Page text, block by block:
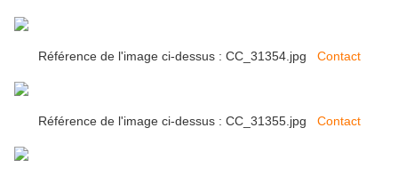
Référence de l'image ci-dessus : CC_31354.jpg Contact
Référence de l'image ci-dessus : CC_31355.jpg Contact